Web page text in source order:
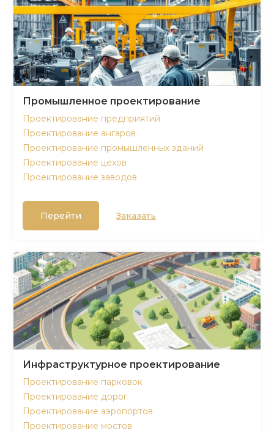
Промышленное проектирование
Проектирование предприятий
Проектирование ангаров
Проектирование промышленных зданий
Проектирование цехов
Проектирование заводов
Перейти Заказать
Инфраструктурное проектирование
Проектирование парковок
Проектирование дорог
Проектирование аэропортов
Проектирование мостов